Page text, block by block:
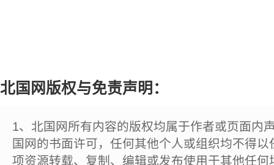
北国网版权与免责声明：
1、北国网所有内容的版权均属于作者或页面内
国网的书面许可，任何其他个人或组织均不得
项资源转载、复制、编辑或发布使用于其他任